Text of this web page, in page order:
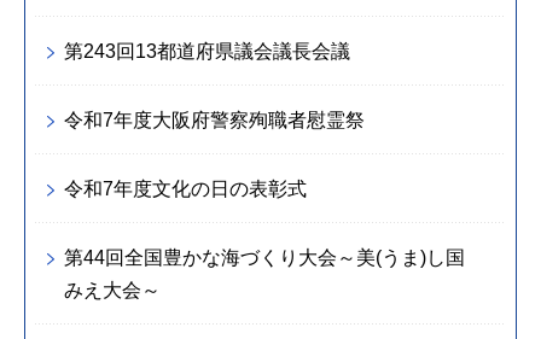
第243回13都道府県議会議長会議
令和7年度大阪府警察殉職者慰霊祭
令和7年度文化の日の表彰式
第44回全国豊かな海づくり大会～美(うま)し国
みえ大会～